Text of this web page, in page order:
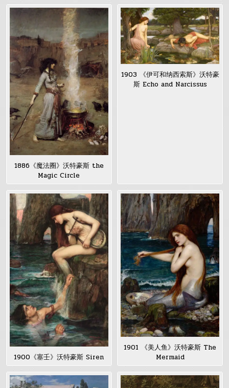
1886《魔法圈》沃特豪斯 the
Magic Circle
1903 《伊可和纳西索斯》沃特豪
斯 Echo and Narcissus
1900《塞壬》沃特豪斯 Siren
1901 《美人鱼》沃特豪斯 The
Mermaid